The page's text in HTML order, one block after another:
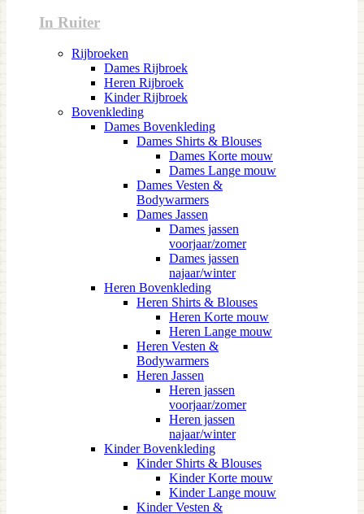
In Ruiter
Rijbroeken
Dames Rijbroek
Heren Rijbroek
Kinder Rijbroek
Bovenkleding
Dames Bovenkleding
Dames Shirts & Blouses
Dames Korte mouw
Dames Lange mouw
Dames Vesten &
Bodywarmers
Dames Jassen
Dames jassen
voorjaar/zomer
Dames jassen
najaar/winter
Heren Bovenkleding
Heren Shirts & Blouses
Heren Korte mouw
Heren Lange mouw
Heren Vesten &
Bodywarmers
Heren Jassen
Heren jassen
voorjaar/zomer
Heren jassen
najaar/winter
Kinder Bovenkleding
Kinder Shirts & Blouses
Kinder Korte mouw
Kinder Lange mouw
Kinder Vesten &